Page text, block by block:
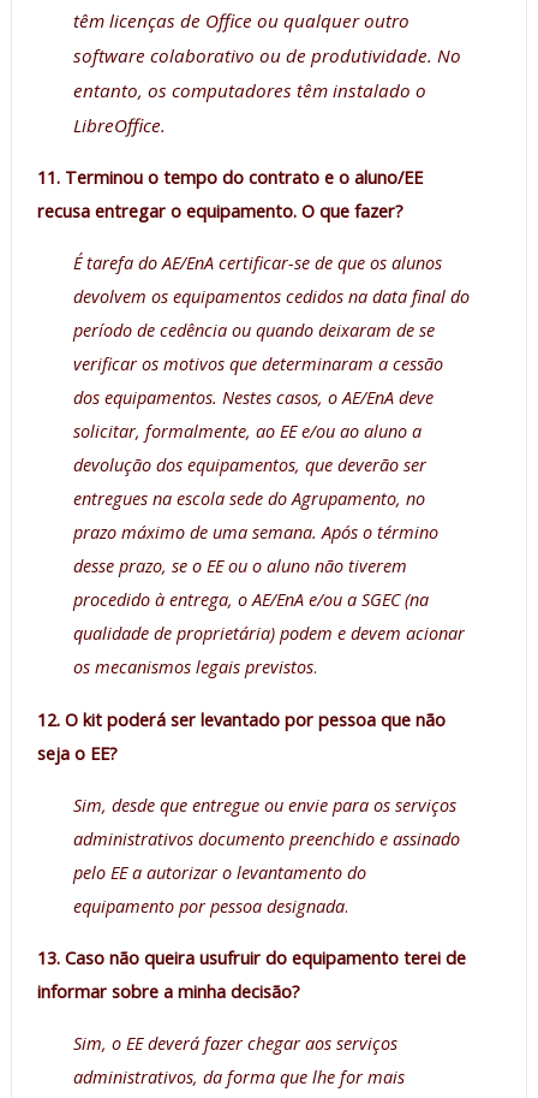
têm licenças de Office ou qualquer outro
software colaborativo ou de produtividade. No
entanto, os computadores têm instalado o
LibreOffice.
11. Terminou o tempo do contrato e o aluno/EE
recusa entregar o equipamento. O que fazer?
É tarefa do AE/EnA certificar-se de que os alunos
devolvem os equipamentos cedidos na data final do
período de cedência ou quando deixaram de se
verificar os motivos que determinaram a cessão
dos equipamentos. Nestes casos, o AE/EnA deve
solicitar, formalmente, ao EE e/ou ao aluno a
devolução dos equipamentos, que deverão ser
entregues na escola sede do Agrupamento, no
prazo máximo de uma semana. Após o término
desse prazo, se o EE ou o aluno não tiverem
procedido à entrega, o AE/EnA e/ou a SGEC (na
qualidade de proprietária) podem e devem acionar
os mecanismos legais previstos.
12. O kit poderá ser levantado por pessoa que não
seja o EE?
Sim, desde que entregue ou envie para os serviços
administrativos documento preenchido e assinado
pelo EE a autorizar o levantamento do
equipamento por pessoa designada.
13. Caso não queira usufruir do equipamento terei de
informar sobre a minha decisão?
Sim, o EE deverá fazer chegar aos serviços
administrativos, da forma que lhe for mais